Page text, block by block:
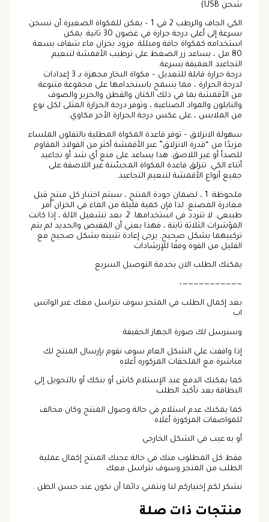
شحن USB)
الكي الجاف والرطب 2 في 1 – يمكن للمكواة الصغيرة أن تسخن
بسرعة إلى أعلى درجة حرارة في غضون 30 ثانية. يمكن
استخدامه كمكواة جافة ومبللة. مزود بخزان ماء شفاف بسعة
80 مل ، يساعد زر الضغط على ترطيب الأقمشة لتنعيم
التجاعيد العميقة بسرعة.
درجة حرارة قابلة للتعديل – مكواة البخار مجهزة بـ 3 إعدادات
لدرجة الحرارة ، مما يسمح باستخدامها على مجموعة متنوعة
من الأقمشة بما في ذلك الكتان والقطن والحرير والصوف
والنايلون والمواد الصناعية ، وتوفر درجة الحرارة المثلى لكل نوع
من الملابس ، على عكس درجة الحرارة الأخر مكاوي.
سهولة الانزلاق – توفر قاعدة المكواة المطلية بالتفلون الملساء
مزيدًا من “قدرة الانزلاق” عبر الأقمشة أكثر من الفولاذ المقاوم
للصدأ أو غير اللاصق. هذا يساعد على منع أي شد أو تجاعيد
أثناء الكي. تنزلق قاعدة المكواة المحسّنة غير اللاصقة على
جميع أنواع الأقمشة لتنعيم التجاعيد.
ملحوظة: 1 ، لضمان جودة المنتج ، سيتم اختبار كل منتج قبل
مغادرة المصنع. لذا فإن كمية قليلة من الماء في الخزان أمر
طبيعي. لا تتردد في استخدامها. 2. بعد تشغيل الآلة ، إذا كانت
المؤشرات الثلاثة ثابتة ، فهذا يعني أن المقبض والحديد لم يتم
تركيبهما بشكل صحيح. يرجى إعادة تثبيته بشكل صحيح مع
القليل من القوة وفقًا للإرشادات
يمكنك الطلب الان بخدمة التوصيل السريع
———————————–
بعد إكمال الطلب في المتجر سوف نتراسل معك عبر الواتس
اب
وسنرسل لك صورة الجهاز الحقيقة
إذا وافقت علي الشكل العام سوف نقوم بإرسال المنتج لك
مباشرة مع الملحقات المزكوره أعلاه
كما يمكنك الدفع عند الإستلام كاش أو بنكك أو بالتحويل إلي
البطاقة بعد تأكيد الطلب
كما يمكنك عدم استلام في حالة وصول المنتج وكان مخالف
للمواصفات المزكورة أعلاه
أو به عيب في الشكل الخارجي
فقط كل المطلوب منك في حالة عجبك المنتج إكمال عملية
الطلب من المتجر وسوف نتراسل معك
نشكر لكم إختياركم لنا ونتمني دائما أن نكون عند حسن الظن .
منتجات ذات صلة